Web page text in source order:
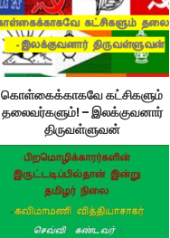
கொள்கைக்காகவே கட்சிகளும்
தலைவர்களும்! – இலக்குவனார்
திருவள்ளுவன்